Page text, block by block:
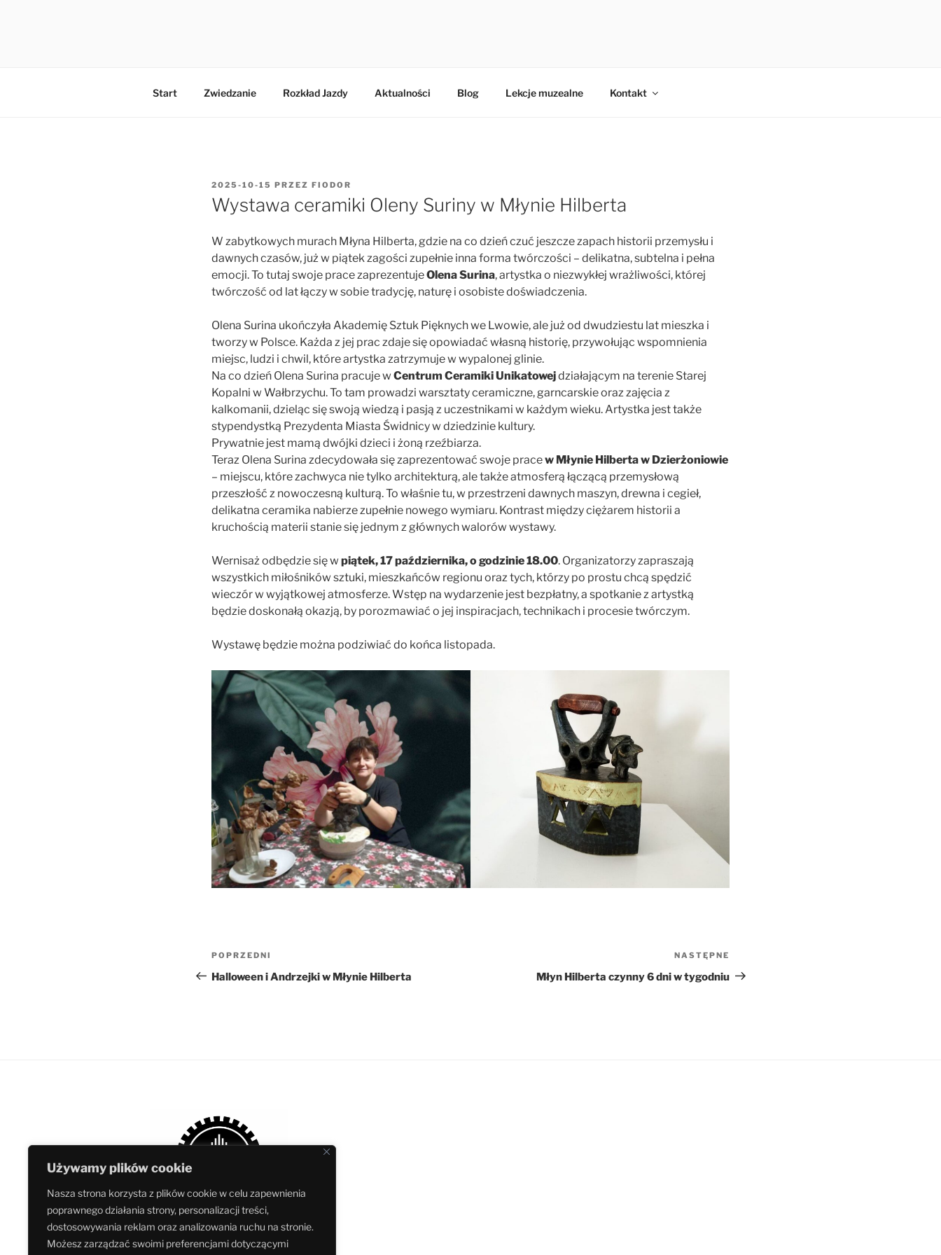
Używamy plików cookie
Nasza strona korzysta z plików cookie w celu zapewnienia
poprawnego działania strony, personalizacji treści,
dostosowywania reklam oraz analizowania ruchu na stronie.
Możesz zarządzać swoimi preferencjami dotyczącymi
Start Zwiedzanie Rozkład Jazdy Aktualności Blog Lekcje muzealne Kontakt
OPUBLIKOWANE
W
2025-10-15 PRZEZ FIODOR
Wystawa ceramiki Oleny Suriny w Młynie Hilberta
W zabytkowych murach Młyna Hilberta, gdzie na co dzień czuć jeszcze zapach historii przemysłu i
dawnych czasów, już w piątek zagości zupełnie inna forma twórczości – delikatna, subtelna i pełna
emocji. To tutaj swoje prace zaprezentujeOlena Surina, artystka o niezwykłej wrażliwości, której
twórczość od lat łączy w sobie tradycję, naturę i osobiste doświadczenia.
Olena Surina ukończyła Akademię Sztuk Pięknych we Lwowie, ale już od dwudziestu lat mieszka i
tworzy w Polsce. Każda z jej prac zdaje się opowiadać własną historię, przywołując wspomnienia
miejsc, ludzi i chwil, które artystka zatrzymuje w wypalonej glinie.
Na co dzień Olena Surina pracuje w Centrum Ceramiki Unikatowejdziałającym na terenie Starej
Kopalni w Wałbrzychu. To tam prowadzi warsztaty ceramiczne, garncarskie oraz zajęcia z
kalkomanii, dzieląc się swoją wiedzą i pasją z uczestnikami w każdym wieku. Artystka jest także
stypendystką Prezydenta Miasta Świdnicy w dziedzinie kultury.
Prywatnie jest mamą dwójki dzieci i żoną rzeźbiarza.
Teraz Olena Surina zdecydowała się zaprezentować swoje pracew Młynie Hilberta w Dzierżoniowie
– miejscu, które zachwyca nie tylko architekturą, ale także atmosferą łączącą przemysłową
przeszłość z nowoczesną kulturą. To właśnie tu, w przestrzeni dawnych maszyn, drewna i cegieł,
delikatna ceramika nabierze zupełnie nowego wymiaru. Kontrast między ciężarem historii a
kruchością materii stanie się jednym z głównych walorów wystawy.
Wernisaż odbędzie się w piątek, 17 października, o godzinie 18.00. Organizatorzy zapraszają
wszystkich miłośników sztuki, mieszkańców regionu oraz tych, którzy po prostu chcą spędzić
wieczór w wyjątkowej atmosferze. Wstęp na wydarzenie jest bezpłatny, a spotkanie z artystką
będzie doskonałą okazją, by porozmawiać o jej inspiracjach, technikach i procesie twórczym.
Wystawę będzie można podziwiać do końca listopada.
Nawigacja
wpisu
Poprzedni
wpis
POPRZEDNI
Halloween i Andrzejki w Młynie Hilberta
wpis
NASTĘPNE
Młyn Hilberta czynny 6 dni w tygodniu